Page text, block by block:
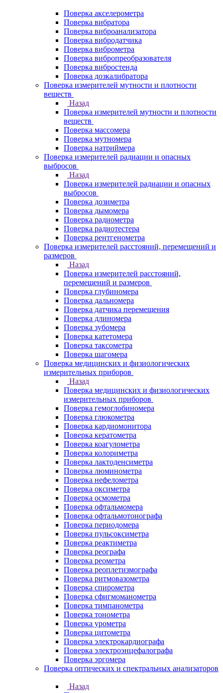
Поверка акселерометра
Поверка вибратора
Поверка виброанализатора
Поверка вибродатчика
Поверка виброметра
Поверка вибропреобразователя
Поверка вибростенда
Поверка дозкалибратора
Поверка измерителей мутности и плотности
веществ
Назад
Поверка измерителей мутности и плотности
веществ
Поверка массомера
Поверка мутномера
Поверка натриймера
Поверка измерителей радиации и опасных
выбросов
Назад
Поверка измерителей радиации и опасных
выбросов
Поверка дозиметра
Поверка дымомера
Поверка радиометра
Поверка радиотестера
Поверка рентгенометра
Поверка измерителей расстояний, перемещений и
размеров
Назад
Поверка измерителей расстояний,
перемещений и размеров
Поверка глубиномера
Поверка дальномера
Поверка датчика перемещения
Поверка длиномера
Поверка зубомера
Поверка катетомера
Поверка таксометра
Поверка шагомера
Поверка медицинских и физиологических
измерительных приборов
Назад
Поверка медицинских и физиологических
измерительных приборов
Поверка гемоглобиномера
Поверка глюкометра
Поверка кардиомонитора
Поверка кератометра
Поверка коагулометра
Поверка колориметра
Поверка лактоденсиметра
Поверка люминометра
Поверка нефелометра
Поверка оксиметра
Поверка осмометра
Поверка офтальмомера
Поверка офтальмотонографа
Поверка периодомера
Поверка пульсоксиметра
Поверка реактиметра
Поверка реографа
Поверка реометра
Поверка реоплетизмографа
Поверка ритмовазометра
Поверка спирометра
Поверка сфигмоманометра
Поверка тимпанометра
Поверка тонометра
Поверка урометра
Поверка цитометра
Поверка электрокардиографа
Поверка электроэнцефалографа
Поверка эргомера
Поверка оптических и спектральных анализаторов
Назад